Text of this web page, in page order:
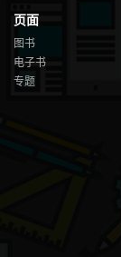
页面
图书
电子书
专题